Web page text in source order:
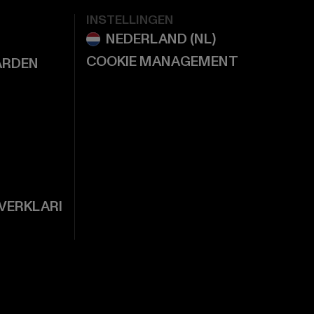
INSTELLINGEN
COOKIE MANAGEMENT